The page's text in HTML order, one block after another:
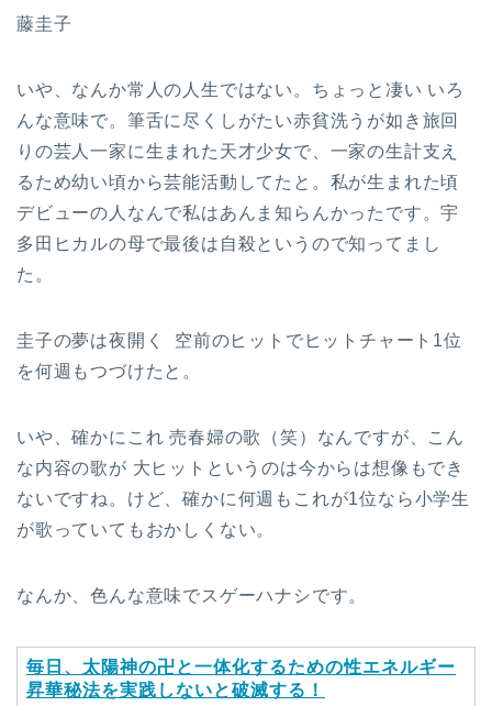
藤圭子
いや、なんか常人の人生ではない。ちょっと凄い いろ
んな意味で。筆舌に尽くしがたい赤貧洗うが如き旅回
りの芸人一家に生まれた天才少女で、一家の生計支え
るため幼い頃から芸能活動してたと。私が生まれた頃
デビューの人なんで私はあんま知らんかったです。宇
多田ヒカルの母で最後は自殺というので知ってまし
た。
圭子の夢は夜開く 空前のヒットでヒットチャート1位
を何週もつづけたと。
いや、確かにこれ 売春婦の歌（笑）なんですが、こん
な内容の歌が 大ヒットというのは今からは想像もでき
ないですね。けど、確かに何週もこれが1位なら小学生
が歌っていてもおかしくない。
なんか、色んな意味でスゲーハナシです。
毎日、太陽神の卍と一体化するための性エネルギー
昇華秘法を実践しないと破滅する！